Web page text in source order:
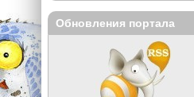
Обновления портала